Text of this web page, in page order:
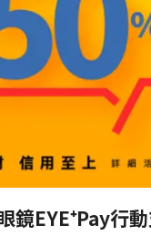
鏡EYE⁺Pay行